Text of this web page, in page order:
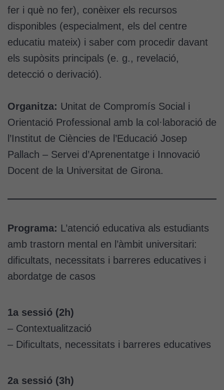
fer i què no fer), conèixer els recursos
disponibles (especialment, els del centre
educatiu mateix) i saber com procedir davant
els supòsits principals (e. g., revelació,
detecció o derivació).
Organitza: Unitat de Compromís Social i
Orientació Professional amb la col·laboració de
l’Institut de Ciències de l’Educació Josep
Pallach – Servei d’Aprenentatge i Innovació
Docent de la Universitat de Girona.
Programa: L’atenció educativa als estudiants
amb trastorn mental en l’àmbit universitari:
dificultats, necessitats i barreres educatives i
abordatge de casos
1a sessió (2h)
– Contextualització
– Dificultats, necessitats i barreres educatives
2a sessió (3h)